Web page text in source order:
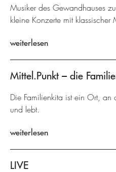
Musiker des Gewandhauses
kleine Konzerte mit klassischer
weiterlesen
Mittel.Punkt – die
Die Familienkita ist ein Ort, an
und lebt.
weiterlesen
LIVE